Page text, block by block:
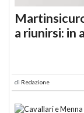
a riunirsi: in
di Redazione